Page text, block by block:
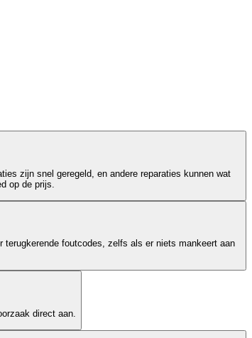
zijn snel geregeld, en andere reparaties kunnen wat
op de prijs.
foutcodes, zelfs als er niets mankeert aan
direct aan.